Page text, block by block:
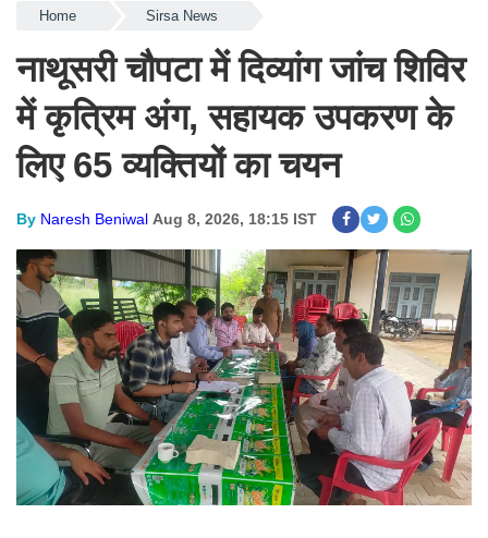
Home Sirsa News
नाथूसरी चौपटा में दिव्यांग जांच शिविर
में कृत्रिम अंग, सहायक उपकरण के
लिए 65 व्यक्तियों का चयन
By Naresh Beniwal Aug 8, 2026, 18:15 IST